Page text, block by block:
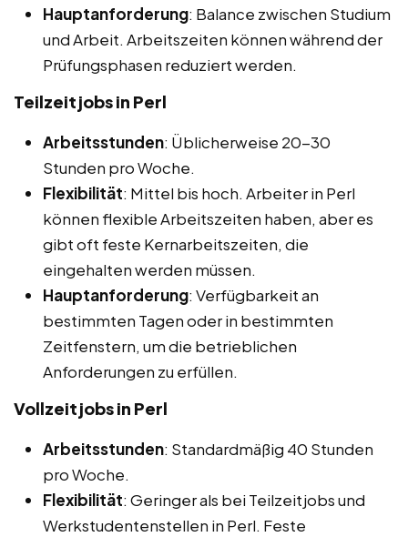
Hauptanforderung: Balance zwischen Studium
und Arbeit. Arbeitszeiten können während der
Prüfungsphasen reduziert werden.
Teilzeitjobs in Perl
Arbeitsstunden: Üblicherweise 20-30
Stunden pro Woche.
Flexibilität: Mittel bis hoch. Arbeiter in Perl
können flexible Arbeitszeiten haben, aber es
gibt oft feste Kernarbeitszeiten, die
eingehalten werden müssen.
Hauptanforderung: Verfügbarkeit an
bestimmten Tagen oder in bestimmten
Zeitfenstern, um die betrieblichen
Anforderungen zu erfüllen.
Vollzeitjobs in Perl
Arbeitsstunden: Standardmäßig 40 Stunden
pro Woche.
Flexibilität: Geringer als bei Teilzeitjobs und
Werkstudentenstellen in Perl. Feste